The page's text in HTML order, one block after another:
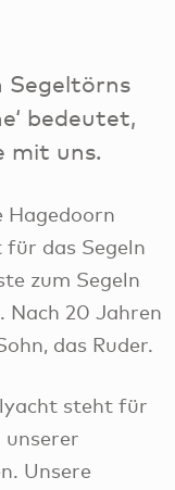
Segeltörns
bedeutet,
mit uns.
Hagedoorn
für das Segeln
zum Segeln
Nach 20 Jahren
das Ruder.
steht für
unserer
Unsere